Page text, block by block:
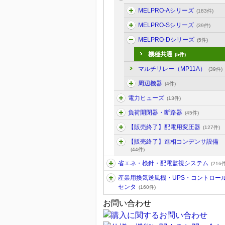
MELPRO-Aシリーズ (183件)
MELPRO-Sシリーズ (39件)
MELPRO-Dシリーズ (5件)
機種共通 (5件)
マルチリレー（MP11A） (39件)
周辺機器 (4件)
電力ヒューズ (13件)
負荷開閉器・断路器 (45件)
【販売終了】配電用変圧器 (127件)
【販売終了】進相コンデンサ設備
(44件)
省エネ・検針・配電監視システム (216
産業用換気送風機・UPS・コントロー
センタ
(160件)
お問い合わせ